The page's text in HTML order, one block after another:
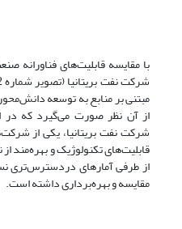
با مقایسه قابلیت‌های فناورانه
مبتنی بر منابع به توسعه
از آن نظر صورت می‌گیرد که در
شرکت نفت بریتانیا، یکی از
قابلیت‌های تکنولوژیک و بهره‌مند
از طرفی آمارهای دردسترس‌تری
مقایسه و بهره‌برداری داشته است.